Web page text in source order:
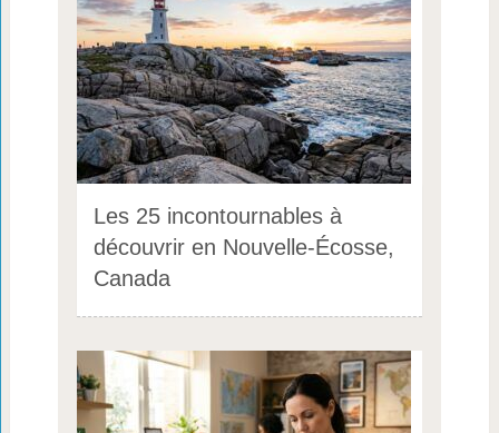
Les 25 incontournables à
découvrir en Nouvelle-Écosse,
Canada